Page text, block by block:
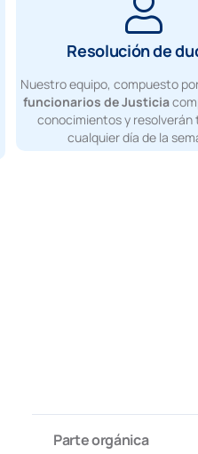
Resolución de
Nuestro equipo, compuesto
funcionarios de Justicia
conocimientos y resolverán
cualquier día de la
Parte orgánica